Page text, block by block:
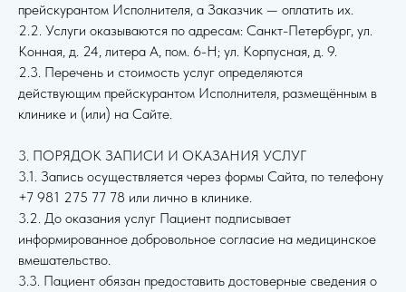
прейскурантом Исполнителя, а Заказчик — оплатить их.
2.2. Услуги оказываются по адресам: Санкт-Петербург, ул.
Конная, д. 24, литера А, пом. 6-Н; ул. Корпусная, д. 9.
2.3. Перечень и стоимость услуг определяются
действующим прейскурантом Исполнителя, размещённым в
клинике и (или) на Сайте.
3. ПОРЯДОК ЗАПИСИ И ОКАЗАНИЯ УСЛУГ
3.1. Запись осуществляется через формы Сайта, по телефону
+7 981 275 77 78 или лично в клинике.
3.2. До оказания услуг Пациент подписывает
информированное добровольное согласие на медицинское
вмешательство.
3.3. Пациент обязан предоставить достоверные сведения о